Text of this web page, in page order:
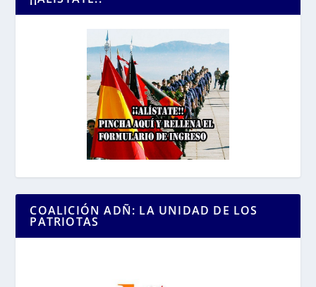
COALICIÓN ADÑ: LA UNIDAD DE LOS
PATRIOTAS